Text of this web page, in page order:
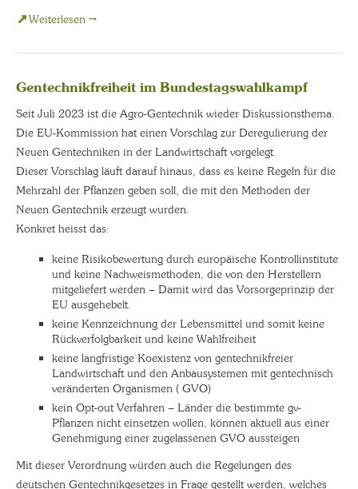
Weiterlesen →
Gentechnikfreiheit im Bundestagswahlkampf
Seit Juli 2023 ist die Agro-Gentechnik wieder Diskussionsthema.
Die EU-Kommission hat einen Vorschlag zur Deregulierung der
Neuen Gentechniken in der Landwirtschaft vorgelegt.
Dieser Vorschlag läuft darauf hinaus, dass es keine Regeln für die
Mehrzahl der Pflanzen geben soll, die mit den Methoden der
Neuen Gentechnik erzeugt wurden.
Konkret heisst das:
keine Risikobewertung durch europäische Kontrollinstitute
und keine Nachweismethoden, die von den Herstellern
mitgeliefert werden – Damit wird das Vorsorgeprinzip der
EU ausgehebelt.
keine Kennzeichnung der Lebensmittel und somit keine
Rückverfolgbarkeit und keine Wahlfreiheit
keine langfristige Koexistenz von gentechnikfreier
Landwirtschaft und den Anbausystemen mit gentechnisch
veränderten Organismen ( GVO)
kein Opt-out Verfahren – Länder die bestimmte gv-
Pflanzen nicht einsetzen wollen, können aktuell aus einer
Genehmigung einer zugelassenen GVO aussteigen
Mit dieser Verordnung würden auch die Regelungen des
deutschen Gentechnikgesetzes in Frage gestellt werden, welches